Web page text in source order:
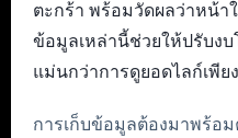
ตะกร้า พร้อมวัดผลว่าหน้า
ข้อมูลเหล่านี้ช่วยให้ปรับง
แม่นกว่าการดูยอดไลก์เพีย
การเก็บข้อมูลต้องมาพร้อ